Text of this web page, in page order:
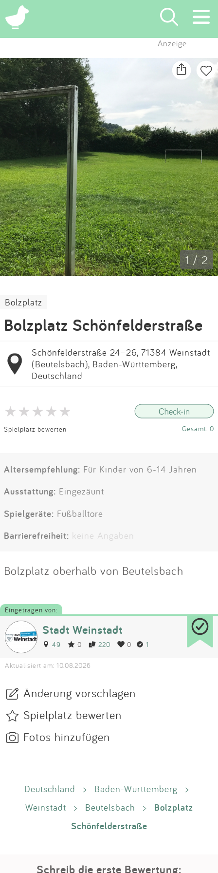
×
Suchen
Eintragen
App
Blog
Partner
Kontakt
Impressum
Anmelden
Anzeige
1 / 2
Bolzplatz
Bolzplatz Schönfelderstraße
Schönfelderstraße 24–26, 71384 Weinstadt
(Beutelsbach), Baden-Württemberg,
Deutschland
Spielplatz bewerten Gesamt: 0
Altersempfehlung: Für Kinder von 6-14 Jahren
Ausstattung: Eingezäunt
Spielgeräte: Fußballtore
Barrierefreiheit: keine Angaben
Bolzplatz oberhalb von Beutelsbach
Eingetragen von:
Stadt Weinstadt
49 0 220 0 1
Aktualisiert am: 10.08.2026
Änderung vorschlagen
Spielplatz bewerten
Fotos hinzufügen
Deutschland > Baden-Württemberg
>
Weinstadt
> Beutelsbach >
Bolzplatz
Schönfelderstraße
Schreib die erste Bewertung: